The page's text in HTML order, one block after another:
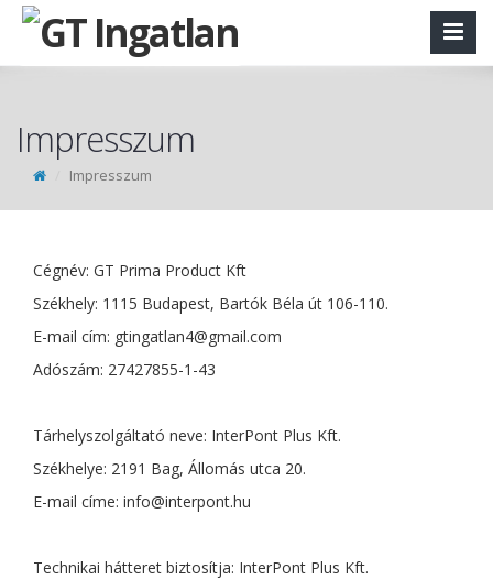
Impresszum
Impresszum
Cégnév: GT Prima Product Kft
Székhely: 1115 Budapest, Bartók Béla út 106-110.
E-mail cím: gtingatlan4@gmail.com
Adószám: 27427855-1-43
Tárhelyszolgáltató neve: InterPont Plus Kft.
Székhelye: 2191 Bag, Állomás utca 20.
E-mail címe: info@interpont.hu
Technikai hátteret biztosítja: InterPont Plus Kft.